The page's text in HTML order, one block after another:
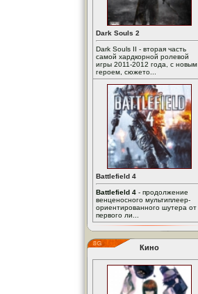
Dark Souls 2
Dark Souls II - вторая часть
самой хардкорной ролевой
игры 2011-2012 года, с новым
героем, сюжето...
Battlefield 4
Battlefield 4 - продолжение
венценосного мультиплеер-
ориентированного шутера от
первого ли...
Кино